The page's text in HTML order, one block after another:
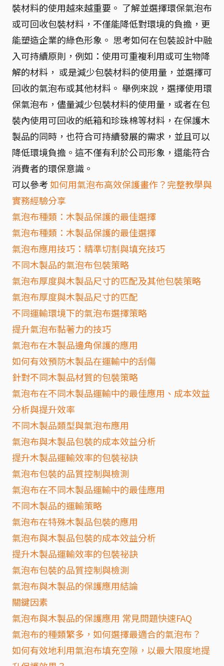
裝材料的使用越來越重要。 了解並選擇環保氣泡布
或可回收包裝材料，不僅能降低對環境的負擔，更
能塑造企業的綠色形象。 思考如何在包裝設計中融
入可持續原則，例如：使用可重複利用或可生物降
解的材料， 或是減少包裝材料的使用量，並選擇可
回收的氣泡布或其他材料。 舉例來說，選擇使用環
保氣泡布，儘量減少包裝材料的使用量，或者在包
裝內使用可回收的紙箱和珍珠棉等材料，在保護木
製品的同時，也符合可持續發展的需求，並且可以
降低環境負擔。這不僅有利於公司形象，還能符合
消費者的環保意識。
可以參考如何用氣泡布高效保護畫作？完整教學與
實務經驗分享
氣泡布種類：木製品保護的最佳選擇
氣泡布種類：木製品保護的最佳選擇
氣泡布應用技巧：精準切割與填充技巧
不同木製品的氣泡布包裝策略
氣泡布厚度與木製品尺寸的匹配及其他包裝策略
氣泡布厚度與木製品尺寸的匹配
不同運輸環境下的氣泡布選擇策略
提升氣泡布黏著力的技巧
氣泡布在木製品邊角保護的應用
如何有效預防木製品在運輸中的刮傷
針對不同木製品材質的包裝策略
氣泡布在不同木製品運輸中的最佳應用、成本效益
分析與提升效率
不同木製品類型與氣泡布應用
氣泡布與木製品包裝的成本效益分析
提升木製品運輸效率的包裝祕訣
氣泡布包裝的品質控制與檢測
氣泡布在不同木製品運輸中的最佳應用
不同木製品的運輸策略
氣泡布在特殊木製品包裝的應用
氣泡布與木製品包裝的成本效益分析
提升木製品運輸效率的包裝祕訣
氣泡布包裝的品質控制與檢測
氣泡布與木製品的保護應用結論
關鍵因素
氣泡布與木製品的保護應用 常見問題快速FAQ
氣泡布的種類繁多，如何選擇最適合的氣泡布？
如何有效地利用氣泡布填充空隙，以最大限度地提